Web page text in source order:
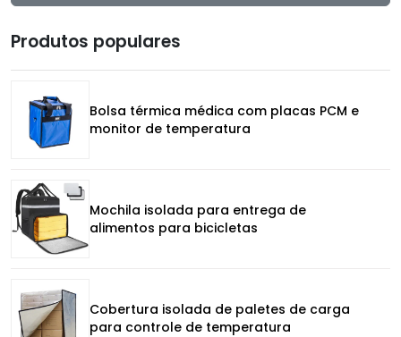
Produtos populares
Bolsa térmica médica com placas PCM e
monitor de temperatura
Mochila isolada para entrega de
alimentos para bicicletas
Cobertura isolada de paletes de carga
para controle de temperatura